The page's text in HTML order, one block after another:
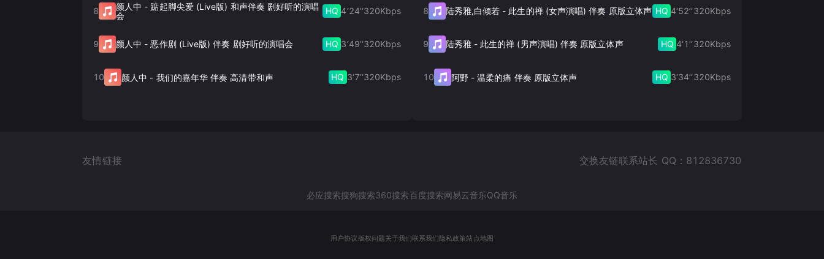
8 颜人中 - 踮起脚尖爱 (Live版) 和声伴奏 剧好听的演唱
会
HQ 4‘24’‘320Kbps
9 颜人中 -恶作剧 (Live版) 伴奏 剧好听的演唱会 HQ 3‘49’‘320Kbps
10 颜人中 - 我们的嘉年华 伴奏 高清带和声 HQ 3‘7’‘320Kbps
8 陆秀雅,白倾若 - 此生的禅 (女声演唱) 伴奏 原版立体声 HQ 4‘52’‘320Kbps
9 陆秀雅- 此生的禅 (男声演唱) 伴奏 原版立体声 HQ 4‘1’‘320Kbps
10 阿野-温柔的痛 伴奏 原版立体声 HQ 3‘34’‘320Kbps
友情链接 交换友链联系站长 QQ：812836730
必应搜索搜狗搜索360搜索百度搜索网易云音乐QQ音乐
用户协议 版权问题关于我们联系我们 隐私政策站点地图